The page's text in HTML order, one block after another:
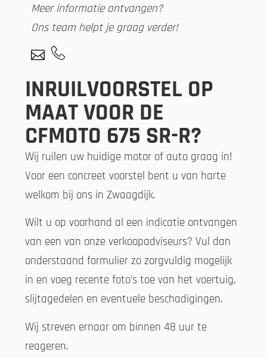
Meer informatie ontvangen?
Ons team helpt je graag verder!
INRUILVOORSTEL OP
MAAT VOOR DE
CFMOTO 675 SR-R?
Wij ruilen uw huidige motor of auto graag in!
Voor een concreet voorstel bent u van harte
welkom bij ons in Zwaagdijk.
Wilt u op voorhand al een indicatie ontvangen
van een van onze verkoopadviseurs? Vul dan
onderstaand formulier zo zorgvuldig mogelijk
in en voeg recente foto’s toe van het voertuig,
slijtagedelen en eventuele beschadigingen.
Wij streven ernaar om binnen 48 uur te
reageren.